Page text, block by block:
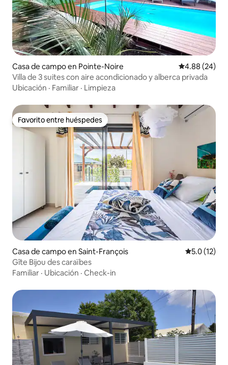
Casa de campo en Pointe-Noire Calificación
4.88 (24)
Villa de 3 suites con aire acondicionado y alberca privada
Ubicación · Familiar · Limpieza
Favorito entre huéspedes
Favorito entre huéspedes
Casa de campo en Saint-François Calificación
5.0 (12)
Gîte Bijou des caraïbes
Familiar · Ubicación · Check-in